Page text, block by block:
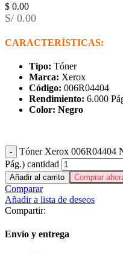
$ 0.00
S/ 0.00
CARACTERÍSTICAS:
Tipo: Tóner
Marca: Xerox
Código: 006R04404
Rendimiento: 6.000
Color: Negro
Tóner Xerox 006R04404
Pág.) cantidad
Añadir al carrito Comprar
Comparar
Añadir a lista de deseos
Compartir:
Envío y entrega